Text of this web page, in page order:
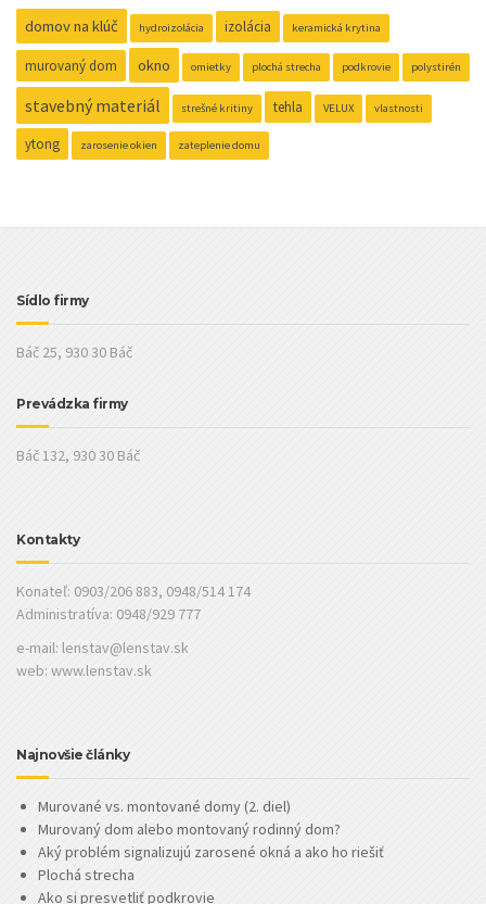
domov na klúč hydroizolácia izolácia keramická krytina
murovaný dom okno omietky plochá strecha podkrovie polystirén
stavebný materiál strešné kritiny tehla VELUX vlastnosti
ytong zarosenie okien zateplenie domu
Sídlo firmy
Báč 25, 930 30 Báč
Prevádzka firmy
Báč 132, 930 30 Báč
Kontakty
Konateľ: 0903/206 883, 0948/514 174
Administratíva: 0948/929 777
e-mail: lenstav@lenstav.sk
web: www.lenstav.sk
Najnovšie články
Murované vs. montované domy (2. diel)
Murovaný dom alebo montovaný rodinný dom?
Aký problém signalizujú zarosené okná a ako ho riešiť
Plochá strecha
Ako si presvetliť podkrovie